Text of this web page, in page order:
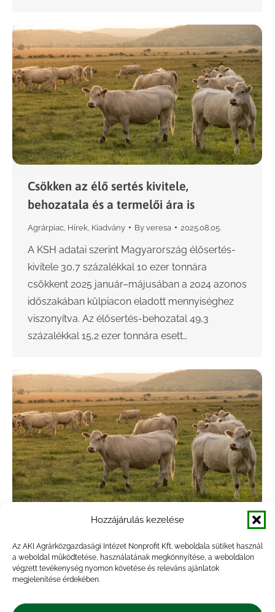
Hozzájárulás kezelése
Az AKI Agrárközgazdasági Intézet Nonprofit Kft. weboldala sütiket használ
a weboldal működtetése, használatának megkönnyítése, a weboldalon
végzett tevékenység nyomon követése és releváns ajánlatok
megjelenítése érdekében.
Csökken az élő sertés kivitele,
behozatala és a termelői ára is
Agrárpiac Hírek Kiadvány By veresa 2025.08.05.
A KSH adatai szerint Magyarország élősertés-
kivitele 30,7 százalékkal 10 ezer tonnára
csökkent 2025 január–májusában a 2024 azonos
időszakában külpiacon eladott mennyiséghez
viszonyítva. Az élősertés-behozatal 49,3
százalékkal 15,2 ezer tonnára esett…
ára
Agrárpiac ,Hírek ,Kiadvány